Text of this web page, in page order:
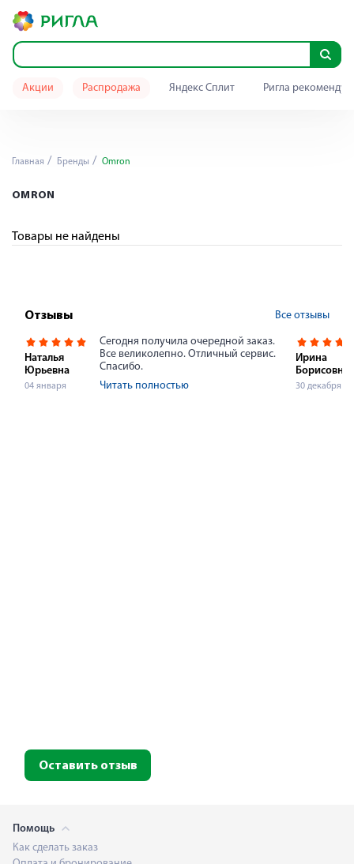
Акции Распродажа Яндекс Сплит Ригла
Главная Бренды Omron
OMRON
Товары не найдены
Отзывы Все отзывы
Наталья
Юрьевна
04 января
Сегодня получила очередной заказ.
Все великолепно. Отличный сервис.
Спасибо.
Читать полностью
Ирина
Борисовна
30 декабря
Оставить отзыв
Помощь
Как сделать заказ